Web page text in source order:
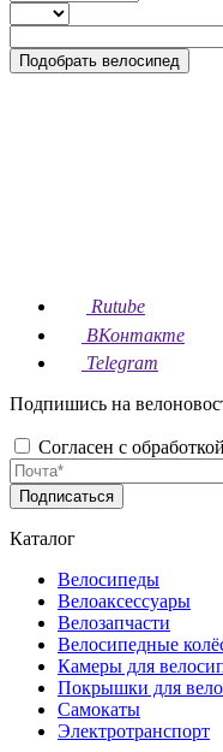
Подобрать велосипед
Rutube
ВКонтакте
Telegram
Подпишись на
Согласен с обработкой
Подписаться
Каталог
Велосипеды
Велоаксессуары
Велозапчасти
Велосипедные
Камеры для
Покрышки для
Самокаты
Электротранспорт